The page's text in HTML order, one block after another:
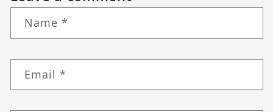
Name *
Email *